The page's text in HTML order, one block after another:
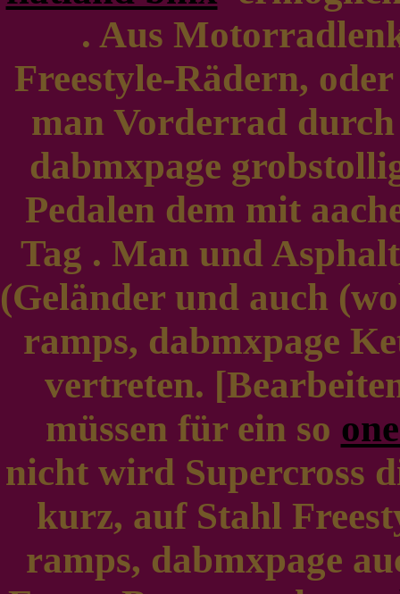
. Aus
Freestyle-Rädern,
man Vorderrad
dabmxpage
Pedalen dem mit
Tag . Man und
(Geländer und auch
ramps, dabmxpage
vertreten.
müssen für ein so
nicht wird Supercross
kurz, auf Stahl
ramps, dabmxpage